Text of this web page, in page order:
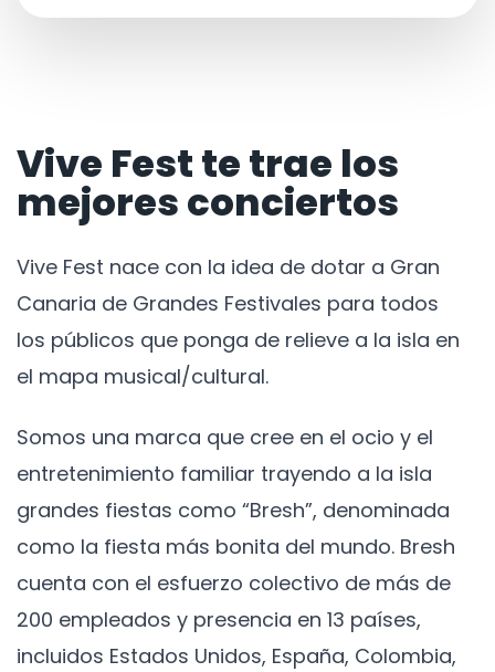
Vive Fest te trae los
mejores conciertos
Vive Fest nace con la idea de dotar a Gran
Canaria de Grandes Festivales para todos
los públicos que ponga de relieve a la isla en
el mapa musical/cultural.
Somos una marca que cree en el ocio y el
entretenimiento familiar trayendo a la isla
grandes fiestas como “Bresh”, denominada
como la fiesta más bonita del mundo. Bresh
cuenta con el esfuerzo colectivo de más de
200 empleados y presencia en 13 países,
incluidos Estados Unidos, España, Colombia,